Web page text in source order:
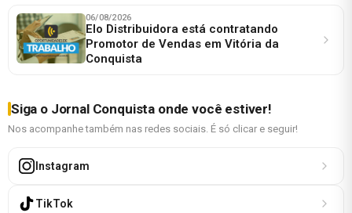
06/08/2026
Elo Distribuidora está contratando
Promotor de Vendas em Vitória da
Conquista
Siga o Jornal Conquista onde você estiver!
Nos acompanhe também nas redes sociais. É só clicar e seguir!
Instagram
TikTok